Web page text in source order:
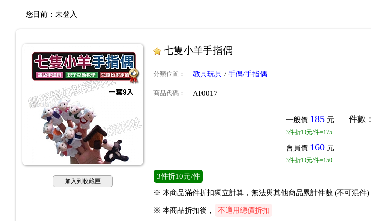
您目前： 未登入
加入到收藏匣
七隻小羊手指偶
分類位置 ： 教具玩具 / 手偶/手指偶
商品代碼 ： AF0017
一般價 185元
3件折10元/件=175
會員價 160元
3件折10元/件=150
件數 ：
3件折10元/件
※ 本商品滿件折扣獨立計算，無法與其他商品累計件數 (不可混件)
※ 本商品折扣後， 不適用總價折扣